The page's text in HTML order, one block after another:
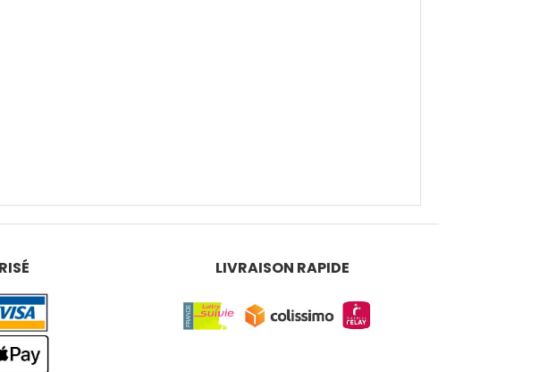
LIVRAISON RAPIDE